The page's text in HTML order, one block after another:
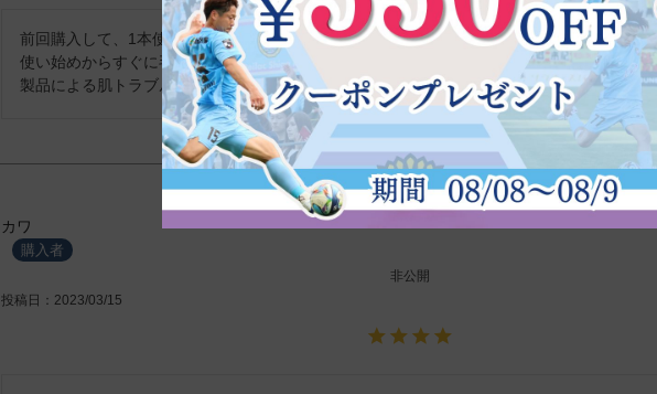
前回購入して、1本使いました。
使い始めからすぐに毛穴の引き締まりを感じています。
製品による肌トラブルも無く、気に入っています。
カワ
購入者
非公開
投稿日
2023/03/15